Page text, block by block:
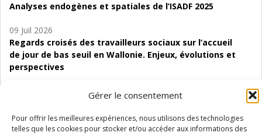
Gérer le consentement
Pour offrir les meilleures expériences, nous utilisons des technologies
telles que les cookies pour stocker et/ou accéder aux informations des
Analyses endogènes et spatiales de l’ISADF 2025
09 Juil 2026
Regards croisés des travailleurs sociaux sur l’accueil
de jour de bas seuil en Wallonie. Enjeux, évolutions et
perspectives
d’accompagnement à l’autocréation d’emploi (SAACE)